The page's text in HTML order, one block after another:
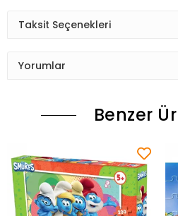
Taksit Seçenekleri
Yorumlar
Benzer